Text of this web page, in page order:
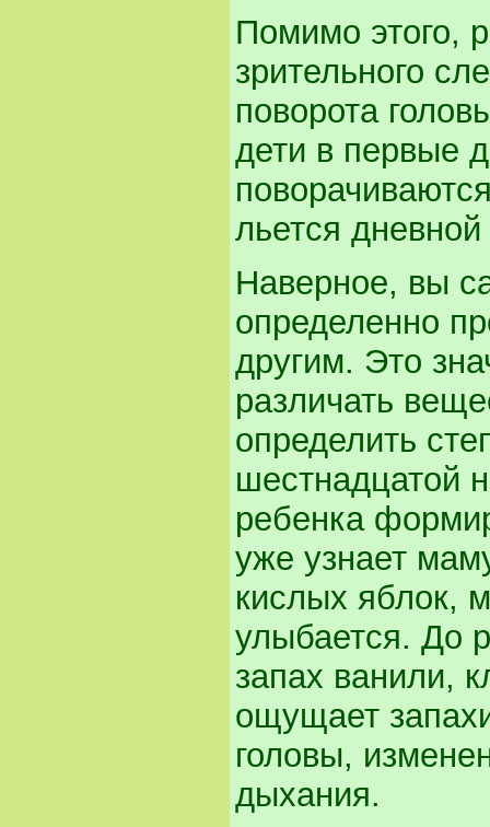
Помимо этого,
зрительного
поворота
дети в первые
льется дневной
Наверное, вы
определенно
другим. Это
различать
определить
шестнадцатой
ребенка
уже узнает
кислых яблок,
улыбается. До
запах ванили,
ощущает
головы,
дыхания.